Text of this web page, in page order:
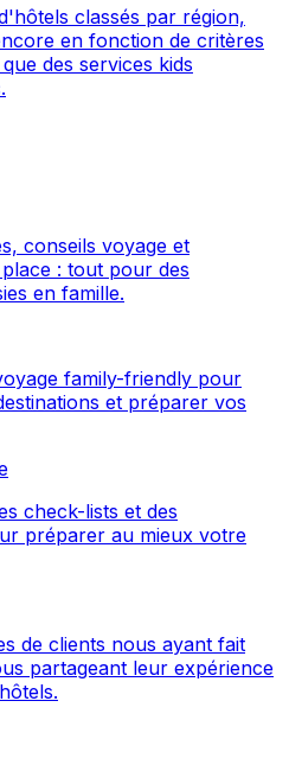
classés par région,
en fonction de critères
des services kids
conseils voyage et
: tout pour des
en famille.
family-friendly pour
et préparer vos
check-lists et des
préparer au mieux votre
de clients nous ayant fait
partageant leur expérience